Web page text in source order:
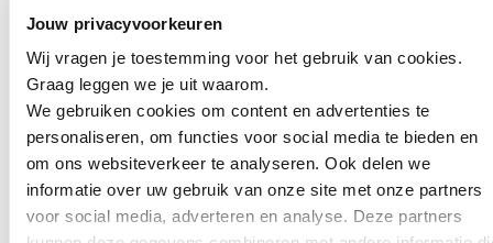
Jouw privacyvoorkeuren
Wij vragen je toestemming voor het gebruik van cookies.
Graag leggen we je uit waarom.
We gebruiken cookies om content en advertenties te
personaliseren, om functies voor social media te bieden en
om ons websiteverkeer te analyseren. Ook delen we
informatie over uw gebruik van onze site met onze partners
voor social media, adverteren en analyse. Deze partners
Eigenschappen Megamok 4001GX
Navy
Gemaakt van premium natuurlijk gelooid hunting-leer,
met suedezijde aan buitenkant en nappazijde van
binnen
Rits aan binnenzijde
Sterke tweekleurige outdoor-veters